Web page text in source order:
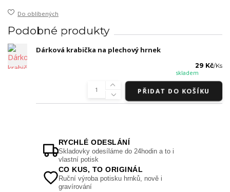
Do oblíbených
Podobné produkty
Dárková krabička na plechový hrnek
29 Kč/Ks
skladem
PŘIDAT DO KOŠÍKU
RYCHLÉ ODESLÁNÍ
Skladovky odesíláme do 24hodin a to i
vlastní potisk
CO KUS, TO ORIGINÁL
Ruční výroba potisku hrnků, nově i
gravírování